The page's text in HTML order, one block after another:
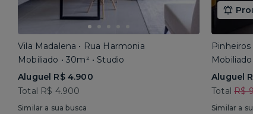
Vila Madalena • Rua Harmonia
Mobiliado • 30m² • Studio
Aluguel R$ 4.900
Total R$ 4.900
Similar a sua busca
Pinheiros
Mobiliado
Aluguel
TotalR$
Similar a